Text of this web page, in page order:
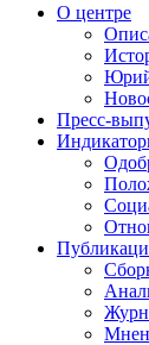
О центре
Пресс-